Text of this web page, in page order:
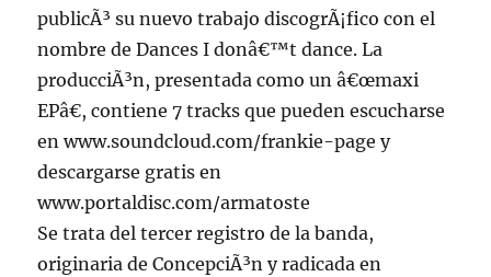
publicÃ³ su nuevo trabajo discogrÃ¡fico con el
nombre de Dances I donâ€™t dance. La
producciÃ³n, presentada como un â€œmaxi
EPâ€, contiene 7 tracks que pueden escucharse
en www.soundcloud.com/frankie-page y
descargarse gratis en
www.portaldisc.com/armatoste
Se trata del tercer registro de la banda,
originaria de ConcepciÃ³n y radicada en